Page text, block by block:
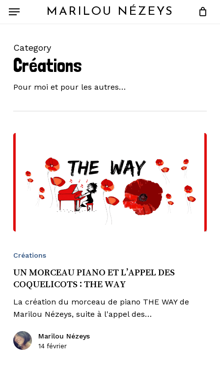
content
MARILOU NÉZEYS
Menu
Category
Créations
Pour moi et pour les autres…
ET
L’APPEL
DES
COQUELICOTS
THE
WAY
Créations
UN MORCEAU PIANO ET L’APPEL DES
COQUELICOTS : THE WAY
La création du morceau de piano THE WAY de
Marilou Nézeys, suite à l'appel des…
Marilou Nézeys
14 février